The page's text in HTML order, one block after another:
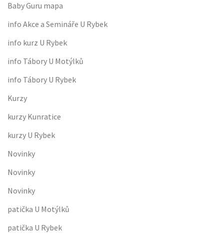
Baby Guru mapa
info Akce a Semináře U Rybek
info kurz U Rybek
info Tábory U Motýlků
info Tábory U Rybek
Kurzy
kurzy Kunratice
kurzy U Rybek
Novinky
Novinky
Novinky
patička U Motýlků
patička U Rybek